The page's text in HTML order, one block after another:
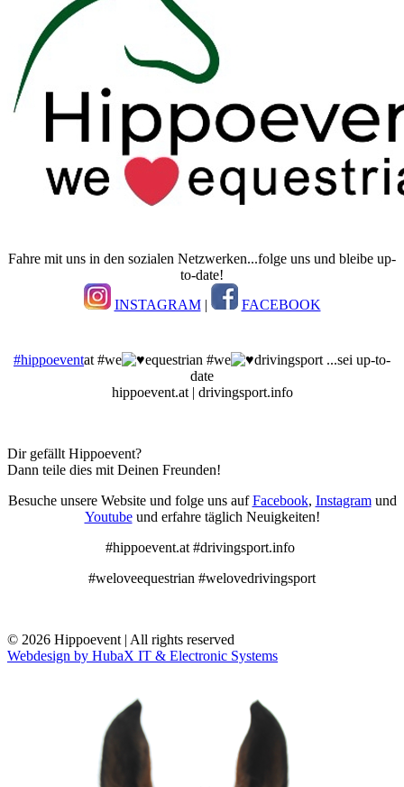
Fahre mit uns in den sozialen Netzwerken...folge uns und bleibe up-
to-date!
INSTAGRAM| FACEBOOK
#hippoeventat #we equestrian #we
drivingsport ...sei up-to-
date
hippoevent.at | drivingsport.info
Dir gefällt Hippoevent?
Dann teile dies mit Deinen Freunden!
Besuche unsere Website und folge uns aufFacebook, Instagramund
Youtubeund erfahre täglich Neuigkeiten!
#hippoevent.at #drivingsport.info
#weloveequestrian #welovedrivingsport
© 2026 Hippoevent | All rights reserved
Webdesign by HubaX IT & Electronic Systems